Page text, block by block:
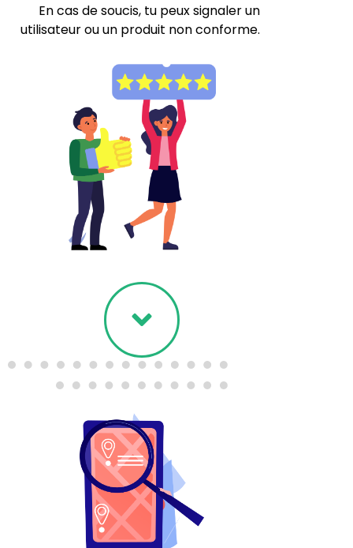
En cas de soucis, tu peux signaler un
utilisateur ou un produit non conforme.